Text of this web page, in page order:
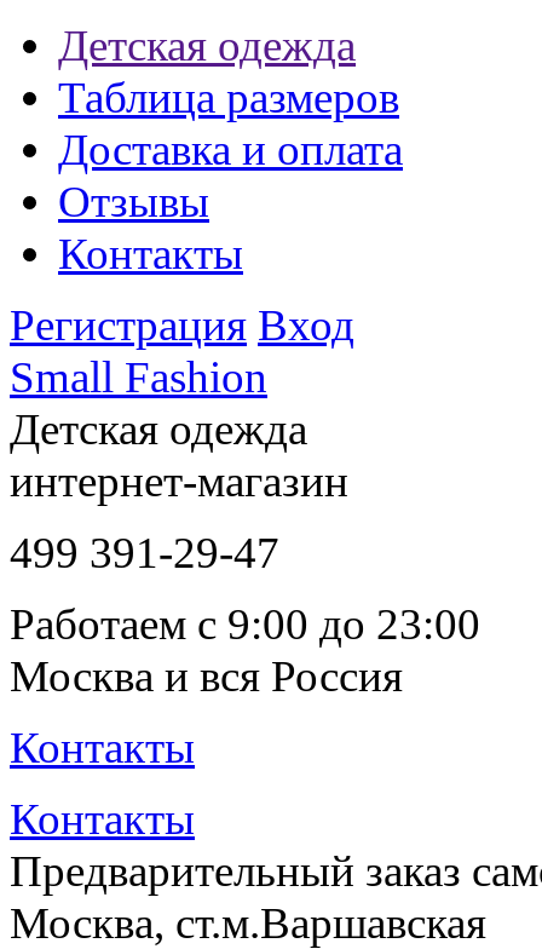
Детская одежда
Таблица размеров
Доставка и оплата
Отзывы
Контакты
Регистрация Вход
Small Fashion
Детская одежда
интернет-магазин
499 391-29-47
Работаем с 9:00 до 23:00
Москва и вся Россия
Контакты
Контакты
Предварительный заказ
Москва, ст.м.Варшавская